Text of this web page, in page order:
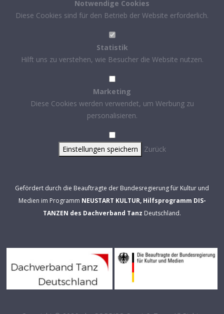
Notwendige Cookies
Diese Cookies sind für den Betrieb der Website erforderlich.
Statistik
Hilft uns zu verstehen, wie Besucher die Website nutzen.
Marketing
Diese Cookies werden verwendet, um Werbung zu
personalisieren.
Einstellungen speichern Zurück
Gefördert durch die Beauftragte der Bundesregierung für Kultur und
Medien im Programm NEUSTART KULTUR, Hilfsprogramm DIS-
TANZEN des Dachverband Tanz Deutschland.